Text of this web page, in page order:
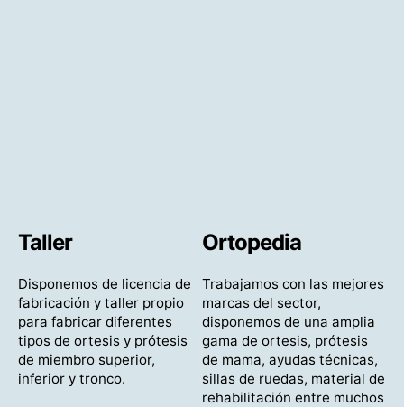
Taller
Disponemos de licencia de
fabricación y taller propio
para fabricar diferentes
tipos de ortesis y prótesis
de miembro superior,
inferior y tronco.
Ortopedia
Trabajamos con las mejores
marcas del sector,
disponemos de una amplia
gama de ortesis, prótesis
de mama, ayudas técnicas,
sillas de ruedas, material de
rehabilitación entre muchos